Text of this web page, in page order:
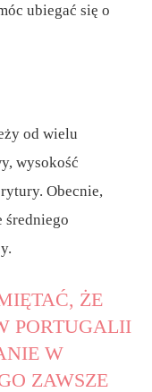
ubiegać się o
od wielu
wysokość
Obecnie,
średniego
ŻE
PORTUGALII
W
ZAWSZE